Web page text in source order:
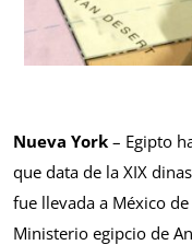
Nueva York – Egipto
que data de la XIX
fue llevada a México
Ministerio egipcio de